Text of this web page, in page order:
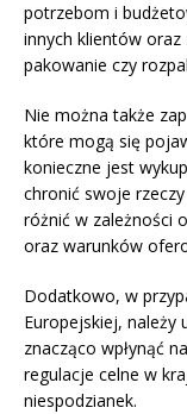
potrzebom i
innych klientów oraz
pakowanie czy
Nie można także
które mogą się
konieczne jest
chronić swoje
różnić w zależności
oraz warunków
Dodatkowo, w
Europejskiej, należy
znacząco wpłynąć
regulacje celne w
niespodzianek.